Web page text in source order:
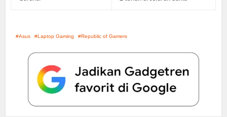
Asus Laptop Gaming Republic of Gamers